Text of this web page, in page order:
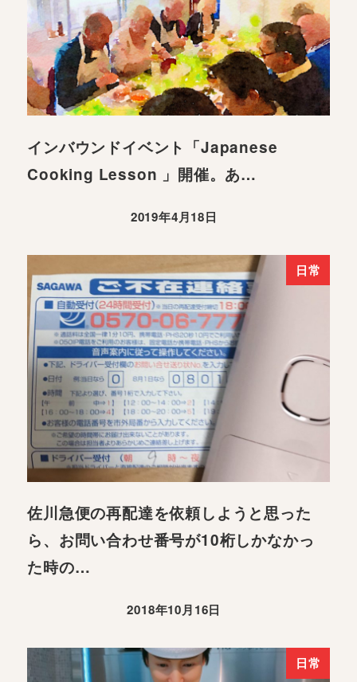
インバウンドイベント「Japanese
Cooking Lesson 」開催。あ…
2019年4月18日
日常
佐川急便の再配達を依頼しようと思った
ら、お問い合わせ番号が10桁しかなかっ
た時の…
2018年10月16日
日常